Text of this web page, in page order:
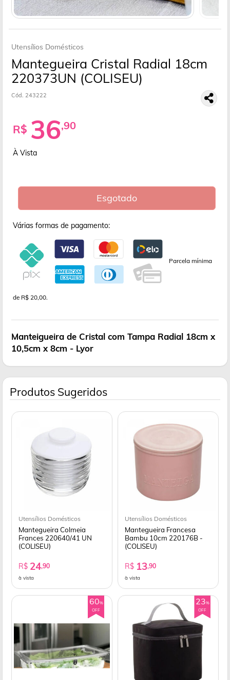
Utensílios Domésticos
Mantegueira Cristal Radial 18cm
220373UN (COLISEU)
Cód. 243222
R$ 36,90
À Vista
Esgotado
Várias formas de pagamento:
Parcela mínima
de R$ 20,00.
Manteigueira de Cristal com Tampa Radial 18cm x
10,5cm x 8cm - Lyor
Produtos Sugeridos
Utensílios Domésticos
Mantegueira Colmeia
Frances 220640/41 UN
(COLISEU)
R$ 24,90
à vista
Utensílios Domésticos
Mantegueira Francesa
Bambu 10cm 220176B -
(COLISEU)
R$ 13,90
à vista
60%
OFF
23%
OFF